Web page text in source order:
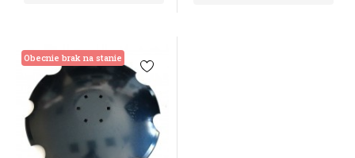
Obecnie brak na stanie